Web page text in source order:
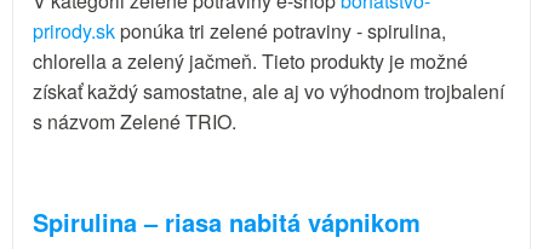
prirody.skponúka tri zelené potraviny - spirulina,
chlorella a zelený jačmeň. Tieto produkty je možné
získať každý samostatne, ale aj vo výhodnom trojbalení
s názvom Zelené TRIO.
Spirulina – riasa nabitá vápnikom